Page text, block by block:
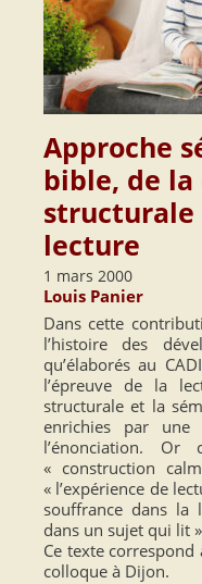
Approche
bible, de
structurale
lecture
1 mars 2000
Louis Panier
Dans cette
l’histoire des
qu’élaborés au
l’épreuve de la
structurale et la
enrichies par
l’énonciation.
« construction
« l’expérience de
souffrance dans la
dans un sujet qui lit
Ce texte
colloque à Dijon.